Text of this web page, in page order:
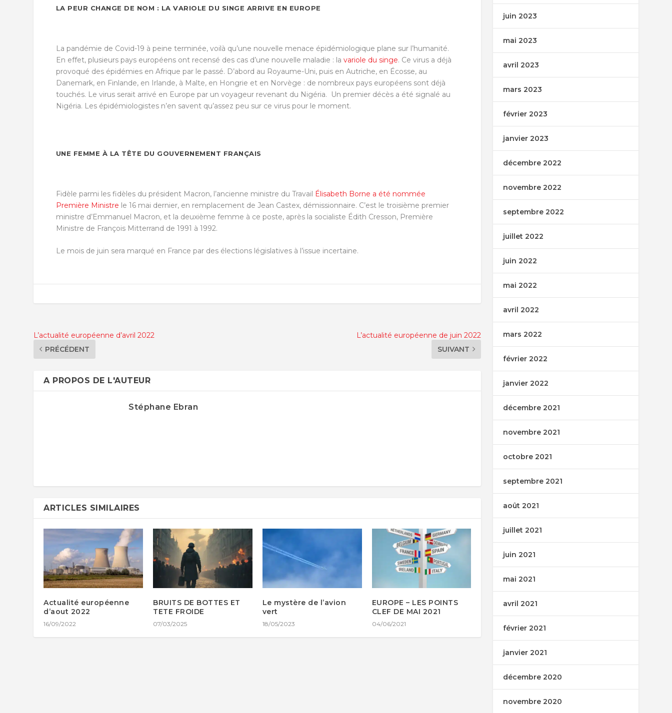
LA PEUR CHANGE DE NOM : LA VARIOLE DU SINGE ARRIVE EN EUROPE
La pandémie de Covid-19 à peine terminée, voilà qu’une nouvelle menace épidémiologique plane sur l’humanité.
En effet, plusieurs pays européens ont recensé des cas d’une nouvelle maladie : la variole du singe. Ce virus a déjà
provoqué des épidémies en Afrique par le passé. D’abord au Royaume-Uni, puis en Autriche, en Écosse, au
Danemark, en Finlande, en Irlande, à Malte, en Hongrie et en Norvège : de nombreux pays européens sont déjà
touchés. Le virus serait arrivé en Europe par un voyageur revenant du Nigéria. Un premier décès a été signalé au
Nigéria. Les épidémiologistes n’en savent qu’assez peu sur ce virus pour le moment.
UNE FEMME À LA TÊTE DU GOUVERNEMENT FRANÇAIS
Fidèle parmi les fidèles du président Macron, l’ancienne ministre du Travail Élisabeth Borne a été nommée
Première Ministre le 16 mai dernier, en remplacement de Jean Castex, démissionnaire. C’est le troisième premier
ministre d’Emmanuel Macron, et la deuxième femme à ce poste, après la socialiste Édith Cresson, Première
Ministre de François Mitterrand de 1991 à 1992.
Le mois de juin sera marqué en France par des élections législatives à l’issue incertaine.
L’actualité européenne d’avril 2022
PRÉCÉDENT
L’actualité européenne de juin 2022
SUIVANT
A PROPOS DE L'AUTEUR
Stéphane Ebran
ARTICLES SIMILAIRES
Actualité européenne
d’aout 2022
16/09/2022
BRUITS DE BOTTES ET
TETE FROIDE
07/03/2025
Le mystère de l’avion
vert
18/05/2023
EUROPE – LES POINTS
CLEF DE MAI 2021
04/06/2021
juin 2023
mai 2023
avril 2023
mars 2023
février 2023
janvier 2023
décembre 2022
novembre 2022
septembre 2022
juillet 2022
juin 2022
mai 2022
avril 2022
mars 2022
février 2022
janvier 2022
décembre 2021
novembre 2021
octobre 2021
septembre 2021
août 2021
juillet 2021
juin 2021
mai 2021
avril 2021
février 2021
janvier 2021
décembre 2020
novembre 2020